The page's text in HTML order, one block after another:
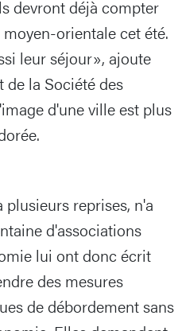
devront déjà compter
orientale cet été.
leur séjour», ajoute
de la Société des
d'une ville est plus
reprises, n'a
d'associations
lui ont donc écrit
des mesures
de débordement sans